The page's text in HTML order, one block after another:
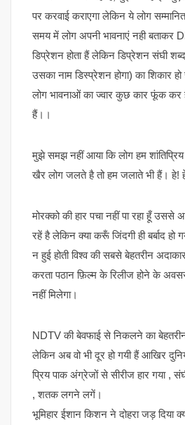
पर करवाई कराएगा लेकिन ये लोग
समय में लोग अपनी भावनाएं नही बताकर
डिप्रेशन होता हैं लेकिन डिप्रेशन संघी
उसका नाम डिस्प्रेशन होगा) का शिकार
लोग भावनाओं का ज्वार कुछ कार फूंक कर
हैं।।
मुझे समझ नहीं आया कि लोग हम
खैर लोग जलते है तो हम जलाते भी हैं। हे!
मोरक्को की हार पचा नहीं पा रहा हूँ
रहें है लेकिन क्या करूँ जिंदगी ही बर्बाद हो
न हुई होती विश्व की सबसे बेहतरीन
करता पठान फ़िल्म के रिलीज होने के
नहीं मिलेगा।
NDTV की बेवफाई से निकलने का बेहतरीन
लेकिन अब वो भी दूर हो गयी हैं आखिर
प्रिय पाक अंग्रेजों से सीरीज हार गया ,
, शतक लगने लगें।
भूमिहार ईशान किशन ने दोहरा जड़ दिया